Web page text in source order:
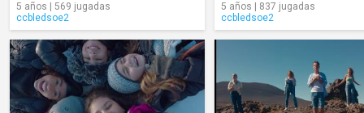
5 años | 569 jugadas
ccbledsoe2
5 años | 837 jugadas
ccbledsoe2